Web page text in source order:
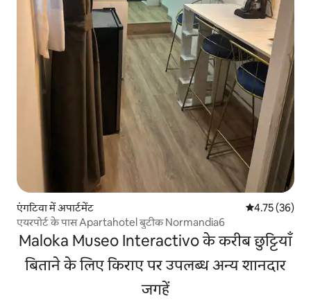
एंगटिवा में अपार्टमेंट औसत रेटिंग 5 में
4.75 (36)
एयरपोर्ट के पास Apartahotel बुटीक Normandia6
Maloka Museo Interactivo के करीब छुट्टियाँ
बिताने के लिए किराए पर उपलब्ध अन्य शानदार
जगहें